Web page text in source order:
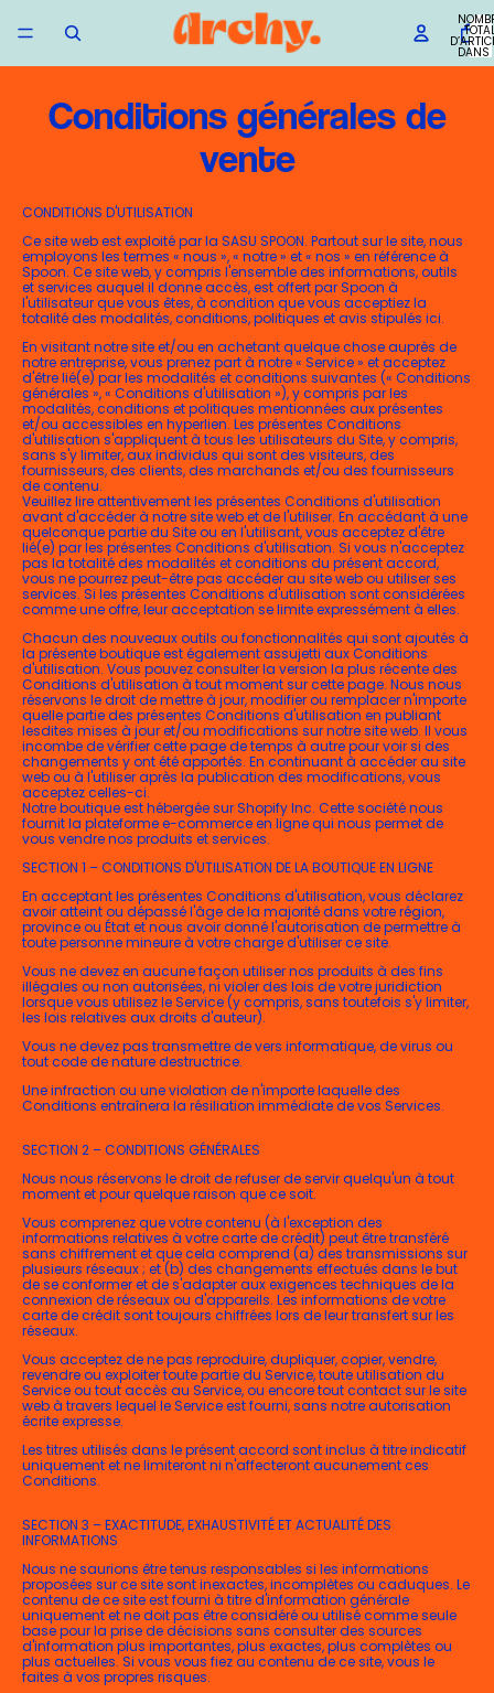
DANS
Conditions générales de
vente
CONDITIONS D'UTILISATION
Ce site web est exploité par la SASU SPOON. Partout sur le site, nous
employons les termes « nous », « notre » et « nos » en référence à
Spoon. Ce site web, y compris l'ensemble des informations, outils
et services auquel il donne accès, est offert par Spoon à
l'utilisateur que vous êtes, à condition que vous acceptiez la
totalité des modalités, conditions, politiques et avis stipulés ici.
En visitant notre site et/ou en achetant quelque chose auprès de
notre entreprise, vous prenez part à notre « Service » et acceptez
d'être lié(e) par les modalités et conditions suivantes (« Conditions
générales », « Conditions d'utilisation »), y compris par les
modalités, conditions et politiques mentionnées aux présentes
et/ou accessibles en hyperlien. Les présentes Conditions
d'utilisation s'appliquent à tous les utilisateurs du Site, y compris,
sans s'y limiter, aux individus qui sont des visiteurs, des
fournisseurs, des clients, des marchands et/ou des fournisseurs
de contenu.
Veuillez lire attentivement les présentes Conditions d'utilisation
avant d'accéder à notre site web et de l'utiliser. En accédant à une
quelconque partie du Site ou en l'utilisant, vous acceptez d'être
lié(e) par les présentes Conditions d'utilisation. Si vous n'acceptez
pas la totalité des modalités et conditions du présent accord,
vous ne pourrez peut-être pas accéder au site web ou utiliser ses
services. Si les présentes Conditions d'utilisation sont considérées
comme une offre, leur acceptation se limite expressément à elles.
Chacun des nouveaux outils ou fonctionnalités qui sont ajoutés à
la présente boutique est également assujetti aux Conditions
d'utilisation. Vous pouvez consulter la version la plus récente des
Conditions d'utilisation à tout moment sur cette page. Nous nous
réservons le droit de mettre à jour, modifier ou remplacer n'importe
quelle partie des présentes Conditions d'utilisation en publiant
lesdites mises à jour et/ou modifications sur notre site web. Il vous
incombe de vérifier cette page de temps à autre pour voir si des
changements y ont été apportés. En continuant à accéder au site
web ou à l'utiliser après la publication des modifications, vous
acceptez celles-ci.
Notre boutique est hébergée sur Shopify Inc. Cette société nous
fournit la plateforme e-commerce en ligne qui nous permet de
vous vendre nos produits et services.
SECTION 1 – CONDITIONS D'UTILISATION DE LA BOUTIQUE EN LIGNE
En acceptant les présentes Conditions d'utilisation, vous déclarez
avoir atteint ou dépassé l'âge de la majorité dans votre région,
province ou État et nous avoir donné l'autorisation de permettre à
toute personne mineure à votre charge d'utiliser ce site.
Vous ne devez en aucune façon utiliser nos produits à des fins
illégales ou non autorisées, ni violer des lois de votre juridiction
lorsque vous utilisez le Service (y compris, sans toutefois s'y limiter,
les lois relatives aux droits d'auteur).
Vous ne devez pas transmettre de vers informatique, de virus ou
tout code de nature destructrice.
Une infraction ou une violation de n'importe laquelle des
Conditions entraînera la résiliation immédiate de vos Services.
SECTION 2 – CONDITIONS GÉNÉRALES
Nous nous réservons le droit de refuser de servir quelqu'un à tout
moment et pour quelque raison que ce soit.
Vous comprenez que votre contenu (à l'exception des
informations relatives à votre carte de crédit) peut être transféré
sans chiffrement et que cela comprend (a) des transmissions sur
plusieurs réseaux ; et (b) des changements effectués dans le but
de se conformer et de s'adapter aux exigences techniques de la
connexion de réseaux ou d'appareils. Les informations de votre
carte de crédit sont toujours chiffrées lors de leur transfert sur les
réseaux.
Vous acceptez de ne pas reproduire, dupliquer, copier, vendre,
revendre ou exploiter toute partie du Service, toute utilisation du
Service ou tout accès au Service, ou encore tout contact sur le site
web à travers lequel le Service est fourni, sans notre autorisation
écrite expresse.
Les titres utilisés dans le présent accord sont inclus à titre indicatif
uniquement et ne limiteront ni n'affecteront aucunement ces
Conditions.
SECTION 3 – EXACTITUDE, EXHAUSTIVITÉ ET ACTUALITÉ DES
INFORMATIONS
Nous ne saurions être tenus responsables si les informations
proposées sur ce site sont inexactes, incomplètes ou caduques. Le
contenu de ce site est fourni à titre d'information générale
uniquement et ne doit pas être considéré ou utilisé comme seule
base pour la prise de décisions sans consulter des sources
d'information plus importantes, plus exactes, plus complètes ou
plus actuelles. Si vous vous fiez au contenu de ce site, vous le
faites à vos propres risques.